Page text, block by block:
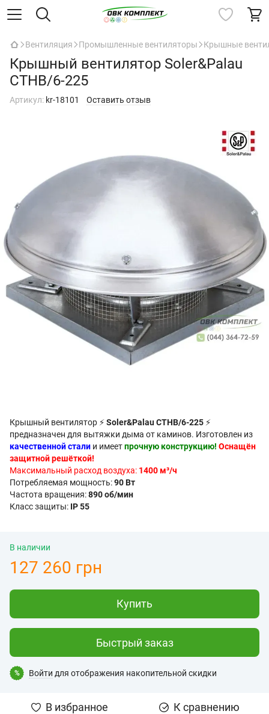
Вентиляция Промышленные вентиляторы Крышные
Крышный вентилятор Soler&Palau
CTHB/6-225
Артикул: kr-18101 Оставить отзыв
Крышный вентилятор ⚡ Soler&Palau CTHB/6-225 ⚡
предназначен для вытяжки дыма от каминов. Изготовлен из
качественной стали и имеетпрочную конструкцию! Оснащён
защитной решёткой!
Максимальный расход воздуха: 1400 м³/ч
Потребляемая мощность:90 Вт
Частота вращения:890 об/мин
Класс защиты: IP 55
В наличии
127 260 грн
Купить
Быстрый заказ
% Войти для отображения накопительной скидки
В избранное К сравнению